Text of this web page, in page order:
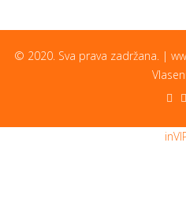
© 2020. Sva prava zadržana. |